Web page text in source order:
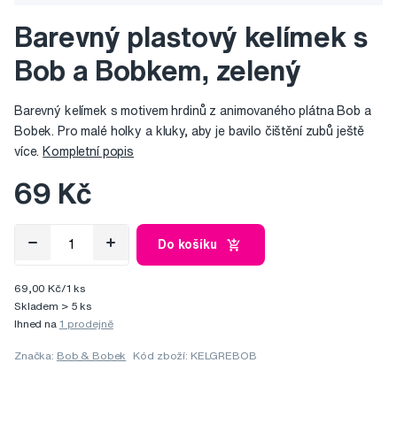
Barevný plastový kelímek s
Bob a Bobkem, zelený
Barevný kelímek s motivem hrdinů z animovaného plátna Bob a
Bobek. Pro malé holky a kluky, aby je bavilo čištění zubů ještě
více. Kompletní popis
69 Kč
Do košíku
69,00 Kč/1 ks
Skladem > 5 ks
Ihned na 1 prodejně
Značka: Bob & Bobek Kód zboží: KELGREBOB